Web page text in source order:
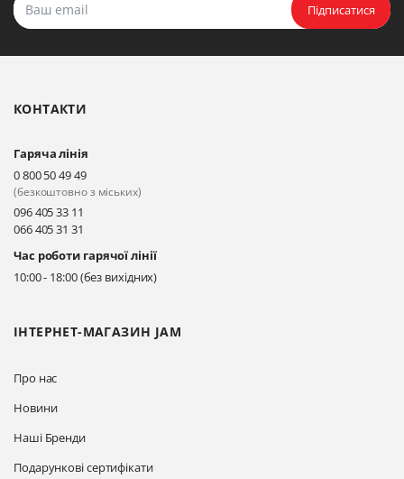
Підписатися
ІНТЕРНЕТ-МАГАЗИН JAM
Про нас
Новини
Наші Бренди
Подарункові сертифікати
КОНТАКТИ
Гаряча лінія
0 800 50 49 49
(безкоштовно з міських)
096 405 33 11
066 405 31 31
Час роботи гарячої лінії
10:00 - 18:00 (без вихідних)